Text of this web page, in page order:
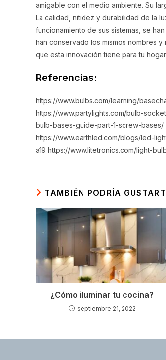
amigable con el medio ambiente. Su
La calidad, nitidez y durabilidad de la
funcionamiento de sus sistemas, se
han conservado los mismos nombres
que esta innovación tiene para tu
Referencias:
https://www.bulbs.com/learning/
https://www.partylights.com/bulb-
bulb-bases-guide-part-1-screw-
https://www.earthled.com/blogs/led-
a19 https://www.litetronics.com/light-
TAMBIÉN PODRÍA
¿Cómo iluminar tu cocina?
septiembre 21, 2022